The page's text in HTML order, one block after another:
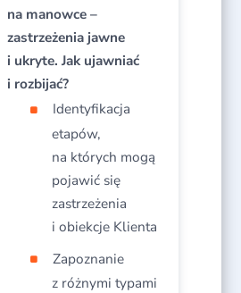
na manowce –
zastrzeżenia jawne
i ukryte. Jak ujawniać
i rozbijać?
Identyfikacja
etapów,
na których mogą
pojawić się
zastrzeżenia
i obiekcje Klienta​
Zapoznanie
z różnymi typami